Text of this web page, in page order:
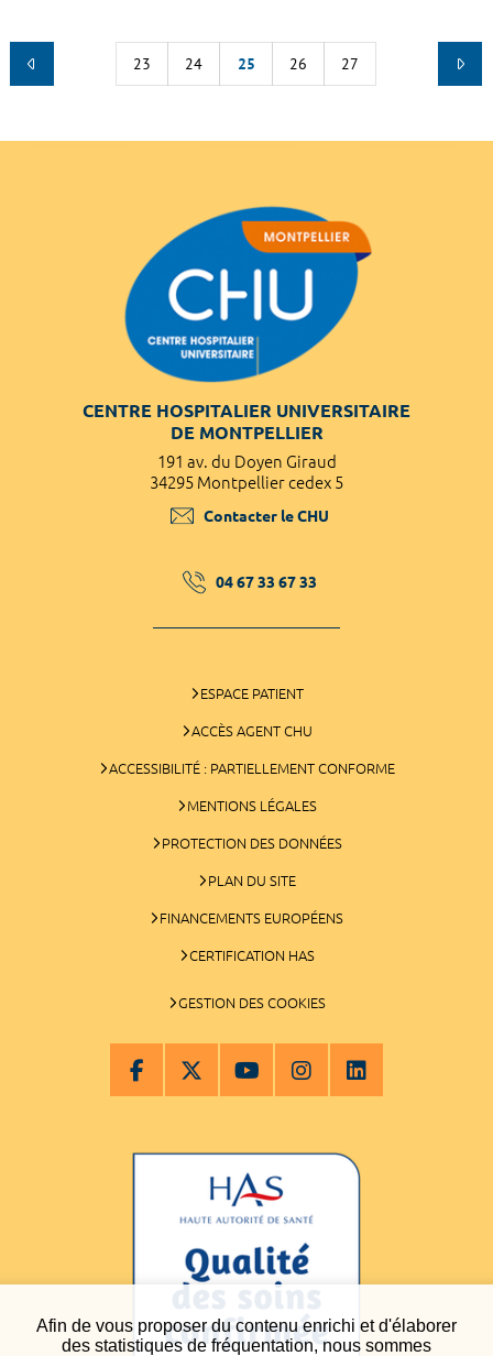
Afin de vous proposer du contenu enrichi et d'élaborer
des statistiques de fréquentation, nous sommes
23 24 25 26 27
CENTRE HOSPITALIER UNIVERSITAIRE
DE MONTPELLIER
191 av. du Doyen Giraud
34295 Montpellier cedex 5
Contacter le CHU
04 67 33 67 33
ESPACE PATIENT
ACCÈS AGENT CHU
ACCESSIBILITÉ : PARTIELLEMENT CONFORME
MENTIONS LÉGALES
PROTECTION DES DONNÉES
PLAN DU SITE
FINANCEMENTS EUROPÉENS
CERTIFICATION HAS
GESTION DES COOKIES